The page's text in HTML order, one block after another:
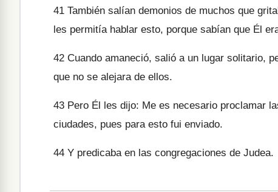
41 También salían demonios de muchos que
les permitía hablar esto, porque sabían que Él
42 Cuando amaneció, salió a un lugar solitario,
que no se alejara de ellos.
43 Pero Él les dijo: Me es necesario proclamar
ciudades, pues para esto fui enviado.
44 Y predicaba en las congregaciones de Judea.